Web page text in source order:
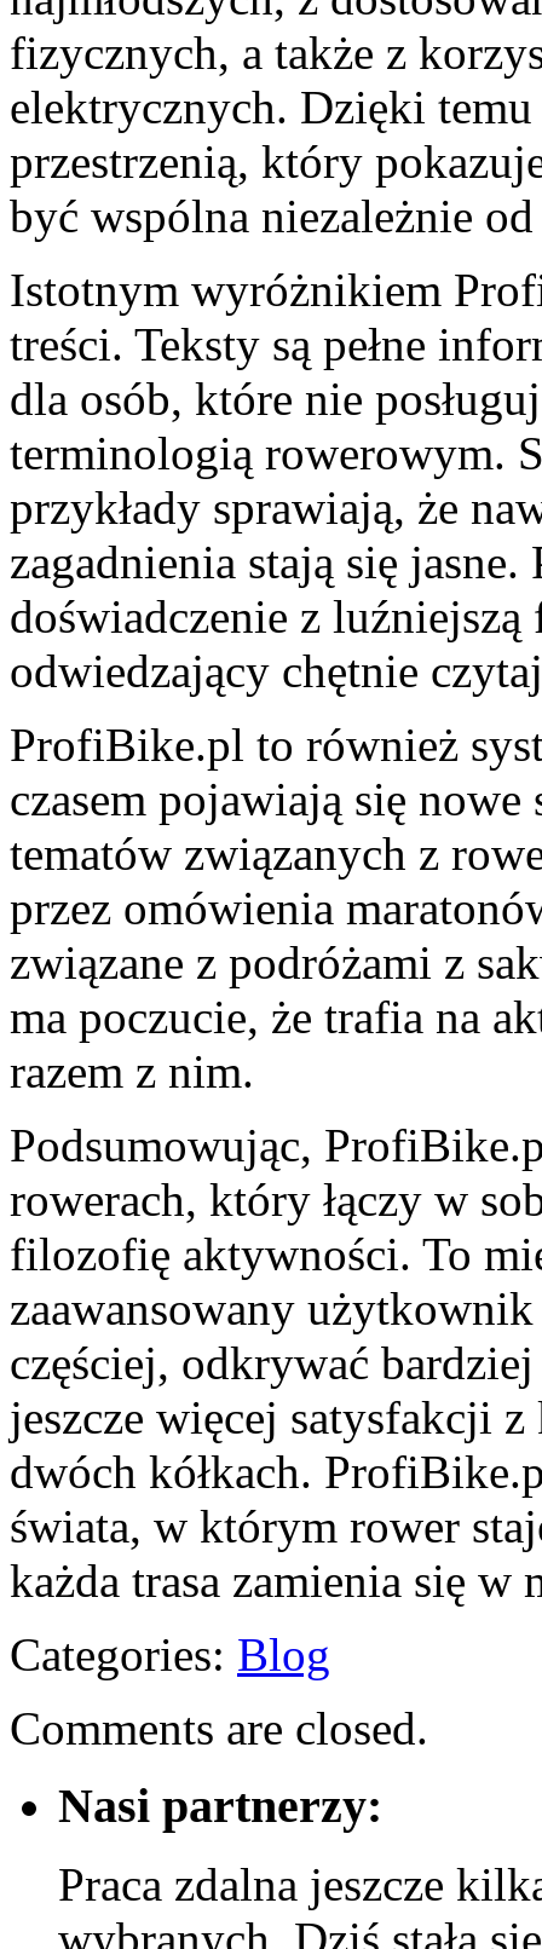
fizycznych, a także z
elektrycznych. Dzięki
przestrzenią, który
być wspólna niezależnie
Istotnym wyróżnikiem
treści. Teksty są pełne
dla osób, które nie
terminologią rowerowym.
przykłady sprawiają, że
zagadnienia stają się
doświadczenie z luźniejszą
odwiedzający chętnie
ProfiBike.pl to również
czasem pojawiają się
tematów związanych z
przez omówienia
związane z podróżami z
ma poczucie, że trafia na
razem z nim.
Podsumowując,
rowerach, który łączy w
filozofię aktywności. To
zaawansowany
częściej, odkrywać
jeszcze więcej satysfakcji
dwóch kółkach.
świata, w którym rower
każda trasa zamienia się w
Categories: Blog
Comments are closed.
Nasi partnerzy:
Praca zdalna jeszcze